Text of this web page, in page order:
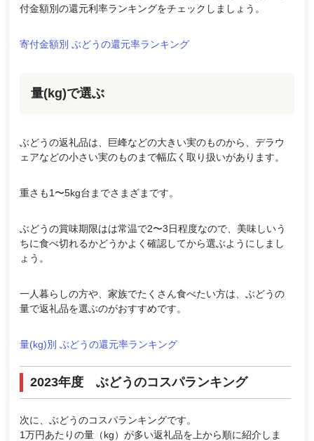
付金額別の還元利率ランキングをチェックしましょう。
寄付金額別 ぶどうの還元率ランキング
量(kg)で選ぶ
ぶどうの返礼品は、巨峰などの大きい実のものから、デラウ
ェアなどの小さい実のものまで幅広く取り扱いがあります。
重さも1〜5kg台までさまざまです。
ぶどうの賞味期限はは常温で2〜3日程度なので、美味しいう
ちに食べ切れるかどうかよく確認してから選ぶようにしまし
ょう。
一人暮らしの方や、家族でたくさん食べたい方は、ぶどうの
量で返礼品を選ぶのがおすすめです。
量(kg)別 ぶどうの還元率ランキング
2023年度 ぶどうのコスパランキング
次に、ぶどうのコスパランキングです。
1万円あたりの量（kg）が多い返礼品を上から順に紹介しま